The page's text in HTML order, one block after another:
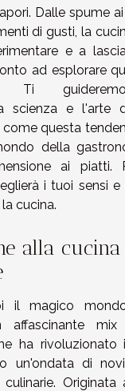
Dalle spume
di gusti, la
e a
ad esplorare
Ti
scienza e l'arte
come questa
della
ai piatti.
i tuoi sensi
cucina.
alla cucina
il magico
affascinante
ha
un'ondata di
culinarie.